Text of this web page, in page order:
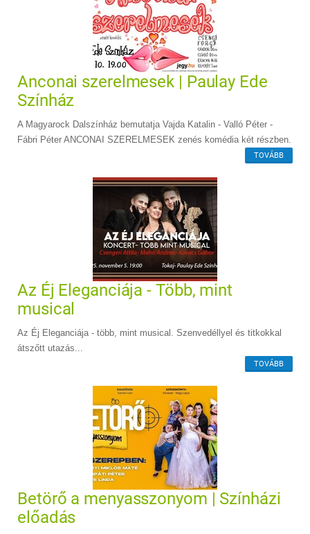
Anconai szerelmesek | Paulay Ede
Színház
A Magyarock Dalszínház bemutatja Vajda Katalin - Valló Péter -
Fábri Péter ANCONAI SZERELMESEK zenés komédia két részben.
TOVÁBB
Az Éj Eleganciája - Több, mint
musical
Az Éj Eleganciája - több, mint musical. Szenvedéllyel és titkokkal
átszőtt utazás...
TOVÁBB
Betörő a menyasszonyom | Színházi
előadás